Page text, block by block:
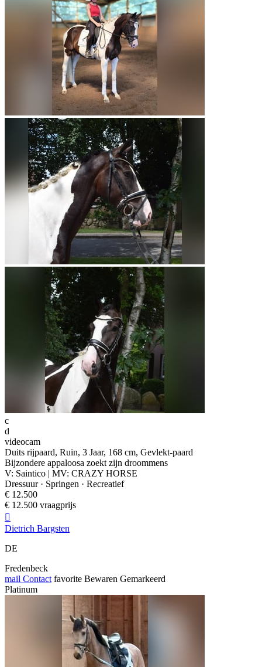
c
d
videocam
Duits rijpaard, Ruin, 3 Jaar, 168 cm, Gevlekt-paard
Bijzondere appaloosa zoekt zijn droommens
V: Saintico | MV: CRAZY HORSE
Dressuur · Springen · Recreatief
€ 12.500
€ 12.500 vraagprijs

Dietrich Bargsten
DE
Fredenbeck
mail Contact favorite Bewaren Gemarkeerd
Platinum